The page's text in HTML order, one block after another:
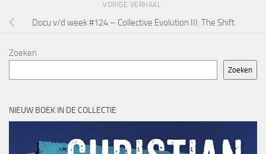
VORIGE VERHAAL
Docu v/d week #124 – Collective Evolution III: The Shift
Zoeken
Zoeken
NIEUW BOEK IN DE COLLECTIE